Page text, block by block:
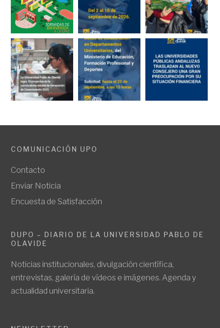
COMUNICACIÓN UPO
Contacto
Enviar Noticia
Encuesta de Satisfacción
DUPO – DIARIO DE LA UNIVERSIDAD PABLO DE
OLAVIDE
Noticias institucionales, divulgación científica,
entrevistas, galería de vídeos e imágenes. Agenda y
actualidad universitaria.